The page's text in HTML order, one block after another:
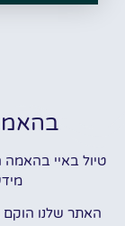
טיול באיי
האתר שלנו